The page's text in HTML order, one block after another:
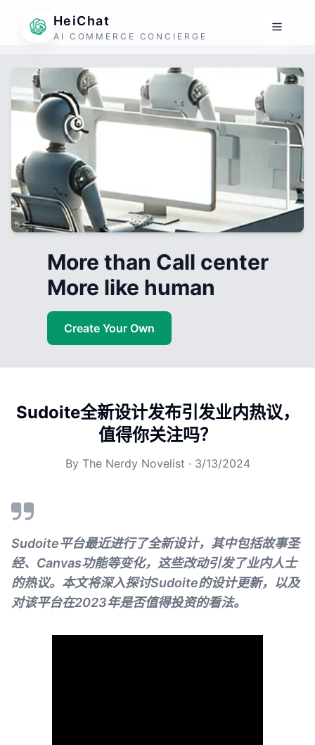
HeiChat
AI COMMERCE CONCIERGE
More than Call center
More like human
Create Your Own
Sudoite全新设计发布引发业内热议，
值得你关注吗？
By The Nerdy Novelist · 3/13/2024
Sudoite平台最近进行了全新设计，其中包括故事圣
经、Canvas功能等变化，这些改动引发了业内人士
的热议。本文将深入探讨Sudoite的设计更新，以及
对该平台在2023年是否值得投资的看法。